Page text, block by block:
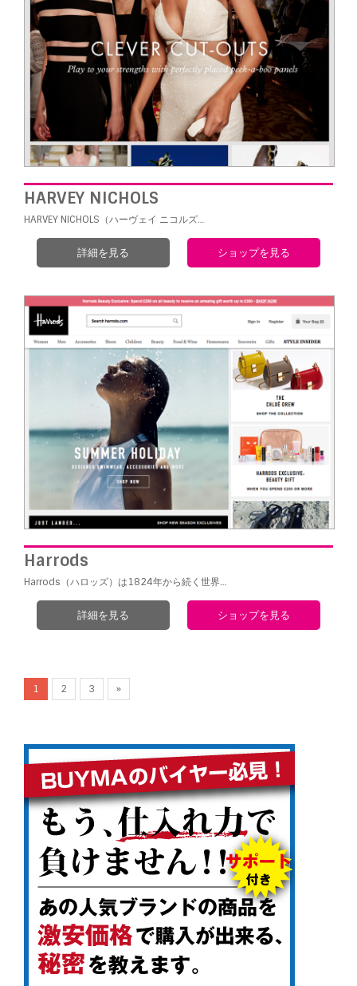
HARVEY NICHOLS
HARVEY NICHOLS（ハーヴェイ ニコルズ…
詳細を見る ショップを見る
Harrods
Harrods（ハロッズ）は1824年から続く世界…
詳細を見る ショップを見る
1 2 3 »